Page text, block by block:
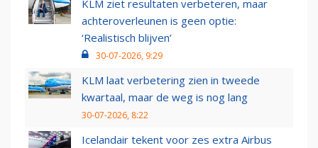
KLM ziet resultaten verbeteren, maar
achteroverleunen is geen optie:
‘Realistisch blijven’
30-07-2026, 9:29
KLM laat verbetering zien in tweede
kwartaal, maar de weg is nog lang
30-07-2026, 8:22
Icelandair tekent voor zes extra Airbus